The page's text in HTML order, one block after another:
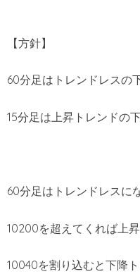
【方針】
60分足はトレンドレスの
15分足は上昇トレンドの
60分足はトレンドレスに
10200を超えてくれば上
10040を割り込むと下降